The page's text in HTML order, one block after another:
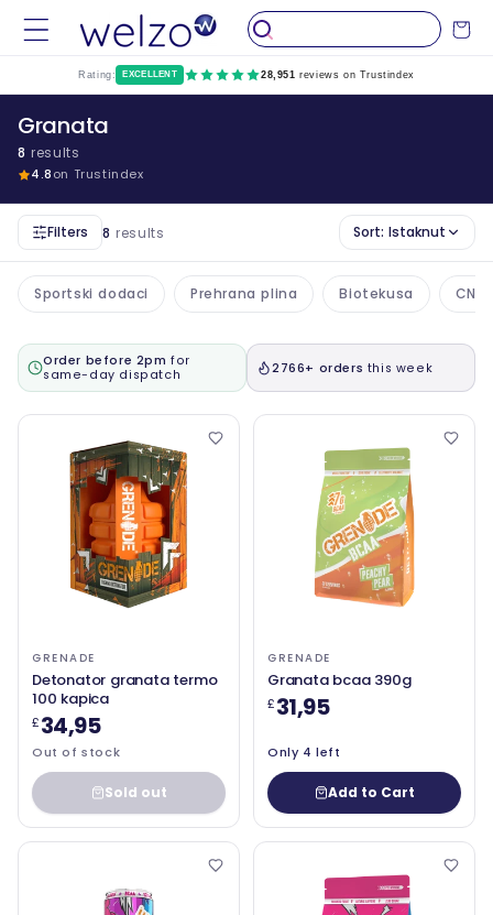
na
sadržaj
Kolica
Rating: EXCELLENT 28,951 reviews on Trustindex
Granata
8 results
4.8on Trustindex
Filters 8 results Sort: Istaknut
Sportski dodaci Prehrana plina Biotekusa CNP
Order before 2pm for
same-day dispatch
2766+ orders this week
GRENADE
Detonator granata termo
100 kapica
£34,95
Out of stock
Sold out
GRENADE
Granata bcaa 390g
£31,95
Only 4 left
Add to Cart